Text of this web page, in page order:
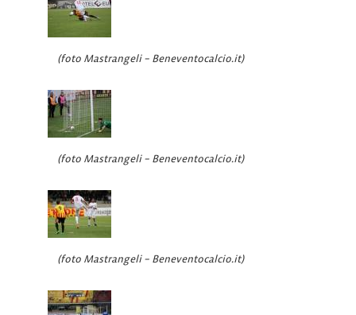
(foto Mastrangeli – Beneventocalcio.it)
(foto Mastrangeli – Beneventocalcio.it)
(foto Mastrangeli – Beneventocalcio.it)